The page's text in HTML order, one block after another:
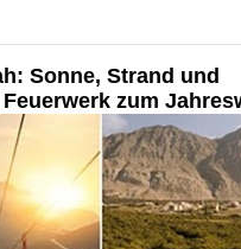
Sonne, Strand und
zum